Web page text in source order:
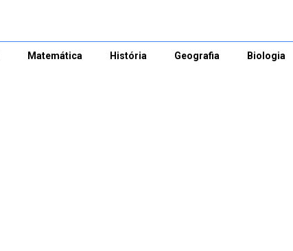
Matemática História Geografia Biologia